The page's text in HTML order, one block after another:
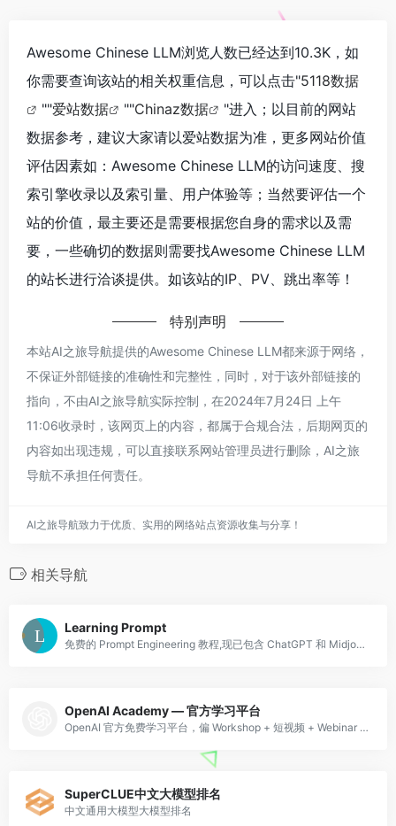
Awesome Chinese LLM浏览人数已经达到10.3K，如
你需要查询该站的相关权重信息，可以点击"5118数据
""爱站数据 ""Chinaz数据
"进入；以目前的网站
数据参考，建议大家请以爱站数据为准，更多网站价值
评估因素如：Awesome Chinese LLM的访问速度、搜
索引擎收录以及索引量、用户体验等；当然要评估一个
站的价值，最主要还是需要根据您自身的需求以及需
要，一些确切的数据则需要找Awesome Chinese LLM
的站长进行洽谈提供。如该站的IP、PV、跳出率等！
特别声明
本站AI之旅导航提供的Awesome Chinese LLM都来源于网络，
不保证外部链接的准确性和完整性，同时，对于该外部链接的
指向，不由AI之旅导航实际控制，在2024年7月24日 上午
11:06收录时，该网页上的内容，都属于合规合法，后期网页的
内容如出现违规，可以直接联系网站管理员进行删除，AI之旅
导航不承担任何责任。
AI之旅导航致力于优质、实用的网络站点资源收集与分享！
相关导航
Learning Prompt
免费的 Prompt Engineering 教程,现已包含 ChatGPT 和 Midjourney 教程
OpenAI Academy — 官方学习平台
OpenAI 官方免费学习平台，偏 Workshop + 短视频 + Webinar 形式。覆盖 GPT 基础、多模态、Sora、Realtime API、o1 推理、Structured Outputs 等主题。
SuperCLUE中文大模型排名
中文通用大模型大模型排名